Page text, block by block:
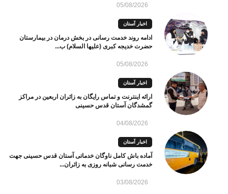
05/08/2026
اخبار آستان
ادامه روند خدمت رسانی در بخش درمان در بیمارستان
حضرت خدیجه کبری (علیها السلام) ب...
05/08/2026
اخبار آستان
ارائه اینترنت و تماس رایگان به زائران اربعین در مراکز
گمشدگان آستان قدس حسینی
04/08/2026
اخبار آستان
آماده باش کامل ناوگان خدماتی آستان قدس حسینی جهت
خدمت رسانی شبانه روزی به زائران...
03/08/2026